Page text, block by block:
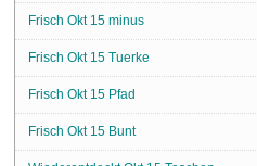
Frisch Okt 15 minus
Frisch Okt 15 Tuerke
Frisch Okt 15 Pfad
Frisch Okt 15 Bunt